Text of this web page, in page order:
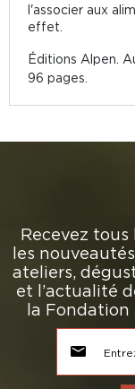
l'associer aux
effet.
Éditions Alpen.
96 pages.
Recevez
les
ateliers,
et l’actualité
la Fondation